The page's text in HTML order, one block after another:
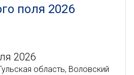
поля 2026
2026
область, Воловский